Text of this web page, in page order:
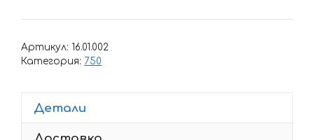
Наклейка
Артикул: 16.01.002
Категория: 750
Детали